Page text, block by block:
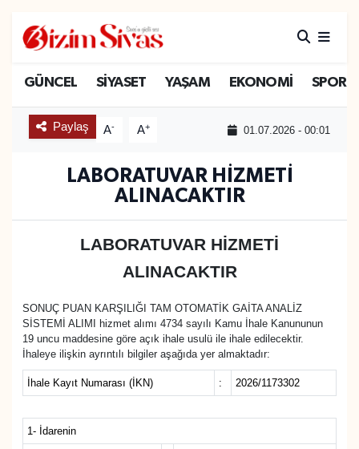
GÜNCEL SİYASET YAŞAM EKONOMİ SPOR
Paylaş A- A+ 01.07.2026 - 00:01
LABORATUVAR HİZMETİ
ALINACAKTIR
LABORATUVAR HİZMETİ
ALINACAKTIR
SONUÇ PUAN KARŞILIĞI TAM OTOMATİK GAİTA ANALİZ
SİSTEMİ ALIMI hizmet alımı 4734 sayılı Kamu İhale Kanununun
19 uncu maddesine göre açık ihale usulü ile ihale edilecektir.
İhaleye ilişkin ayrıntılı bilgiler aşağıda yer almaktadır:
İhale Kayıt Numarası (İKN) : 2026/1173302
1- İdarenin
DİĞER
DÜNYA
EĞİTİM
GÜNCEL
KÜLTÜR
MAGAZİN
ÖZEL HABER
Sivas Namaz Vakitleri
Sivas Trafik Yoğunluk Haritası
Süper Lig Puan Durumu ve Fikstür
Son Dakika Haberleri
Haber Arşivi